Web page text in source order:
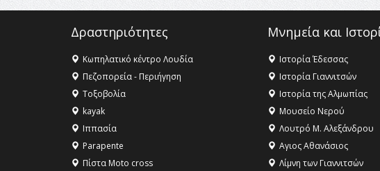
Δραστηριότητες
Κωπηλατικό κέντρο Λουδία
Πεζοπορεία - Περιήγηση
Τοξοβολία
kayak
Ιππασία
Parapente
Πίστα Moto cross
Μνημεία και
Ιστορία Έδεσσας
Ιστορία Γιαννιτσών
Ιστορία της Αλμωπίας
Μουσείο Νερού
Λουτρό Μ. Αλεξάνδρου
Αγιος Αθανάσιος
Λίμνη των Γιαννιτσών